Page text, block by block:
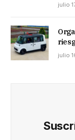
julio
julio